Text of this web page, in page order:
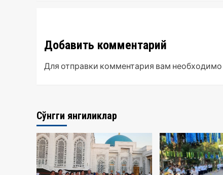
Добавить комментарий
Для отправки комментария вам необходимо
Сўнгги янгиликлар